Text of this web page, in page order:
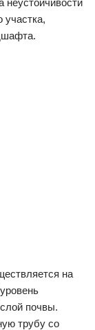
неустойчивости
участка,
на
почвы.
трубу со